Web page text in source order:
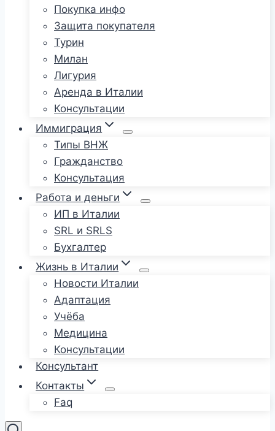
Покупка инфо
Защита покупателя
Турин
Милан
Лигурия
Аренда в Италии
Консультации
Иммиграция
Типы ВНЖ
Гражданство
Консультация
Работа и деньги
ИП в Италии
SRL и SRLS
Бухгалтер
Жизнь в Италии
Новости Италии
Адаптация
Учёба
Медицина
Консультации
Консультант
Контакты
Faq